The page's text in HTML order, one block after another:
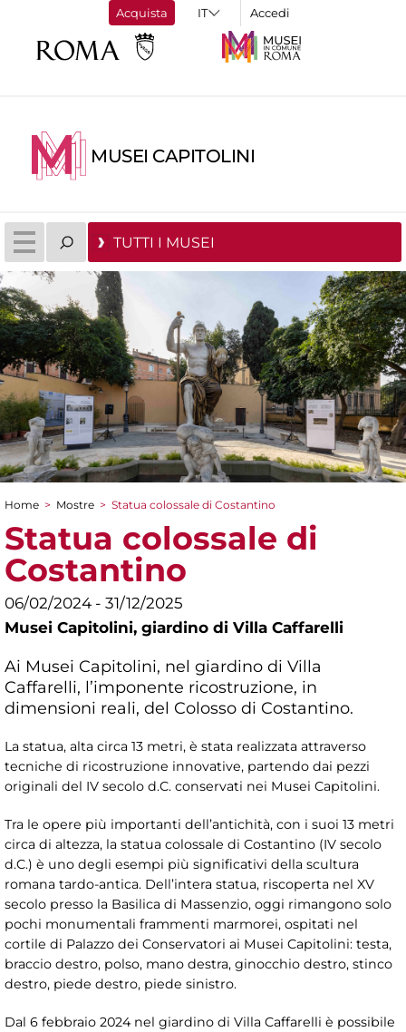
Acquista Accedi
MUSEI CAPITOLINI
TUTTI I MUSEI
Tu sei qui
Home > Mostre > Statua colossale di Costantino
Statua colossale di
Costantino
06/02/2024 - 31/12/2025
Musei Capitolini, giardino di Villa Caffarelli
Ai Musei Capitolini, nel giardino di Villa
Caffarelli, l’imponente ricostruzione, in
dimensioni reali, del Colosso di Costantino.
La statua, alta circa 13 metri, è stata realizzata attraverso
tecniche di ricostruzione innovative, partendo dai pezzi
originali del IV secolo d.C. conservati nei Musei Capitolini.
Tra le opere più importanti dell’antichità, con i suoi 13 metri
circa di altezza, la statua colossale di Costantino (IV secolo
d.C.) è uno degli esempi più significativi della scultura
romana tardo-antica. Dell’intera statua, riscoperta nel XV
secolo presso la Basilica di Massenzio, oggi rimangono solo
pochi monumentali frammenti marmorei, ospitati nel
cortile di Palazzo dei Conservatori ai Musei Capitolini: testa,
braccio destro, polso, mano destra, ginocchio destro, stinco
destro, piede destro, piede sinistro.
Dal 6 febbraio 2024 nel giardino di Villa Caffarelli è possibile